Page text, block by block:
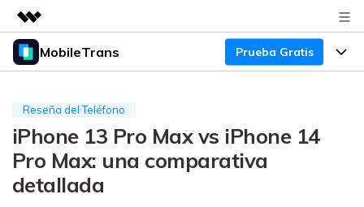
Productos destacados
Utilidades
Soluciones
Quiénes somos
Sala de prensa
MobileTrans Prueba Gratis
Para Escritorio
Transferencia de WhatsApp
Precios
Precios para Windows
Soporte
Reseña del Teléfono
iPhone 13 Pro Max vs iPhone 14
Pro Max: una comparativa
detallada